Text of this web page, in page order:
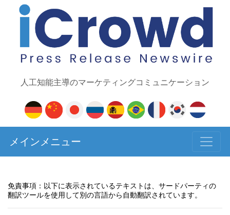
人工知能主導のマーケティングコミュニケーション
メインメニュー
免責事項：以下に表示されているテキストは、サードパーティの
翻訳ツールを使用して別の言語から自動翻訳されています。